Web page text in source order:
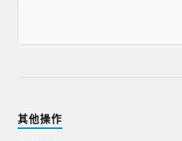
其他操作